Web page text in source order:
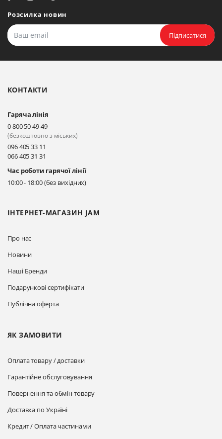
Біла Церква, вул. Ярослава
Мудрого, 20, офіс 108
Прокласти маршрут
Київ, вул. Драгоманова 31-д
Прокласти маршрут
Київ, вул. Драгоманова 31-д
Прокласти маршрут
Розсилка новин
Підписатися
ІНТЕРНЕТ-МАГАЗИН JAM
Про нас
Новини
Наші Бренди
Подарункові сертифікати
Публічна оферта
ЯК ЗАМОВИТИ
Оплата товару / доставки
Гарантійне обслуговування
Повернення та обмін товару
Доставка по Україні
Кредит / Оплата частинами
КОНТАКТИ
Гаряча лінія
0 800 50 49 49
(безкоштовно з міських)
096 405 33 11
066 405 31 31
Час роботи гарячої лінії
10:00 - 18:00 (без вихідних)